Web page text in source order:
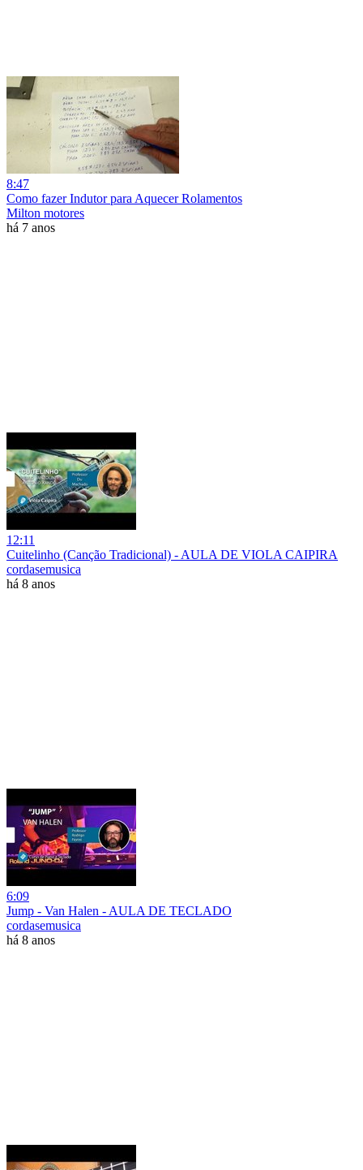
8:47
Como fazer Indutor para Aquecer Rolamentos
Milton motores
há 7 anos
12:11
Cuitelinho (Canção Tradicional) - AULA DE VIOLA CAIPIRA
cordasemusica
há 8 anos
6:09
Jump - Van Halen - AULA DE TECLADO
cordasemusica
há 8 anos